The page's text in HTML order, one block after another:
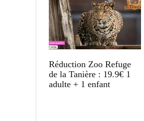
Réduction Zoo Refuge
de la Tanière : 19.9€ 1
adulte + 1 enfant